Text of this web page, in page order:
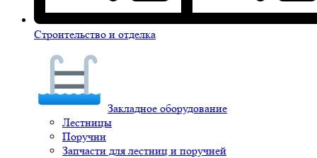
Строительство и отделка
Закладное оборудование
Лестницы
Поручни
Запчасти для лестниц и поручней